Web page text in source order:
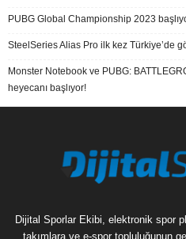
PUBG Global Championship 2023
SteelSeries Alias Pro ilk kez Türkiye’de
Monster Notebook ve PUBG:
heyecanı başlıyor!
Dijital Sporlar Ekibi, elektronik spor
takımlara ve e-spor topluluğunun